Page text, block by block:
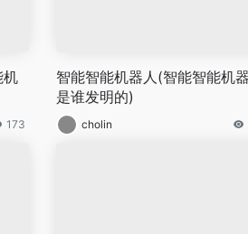
机
173
智能智能机器人(智能智能机
是谁发明的)
cholin